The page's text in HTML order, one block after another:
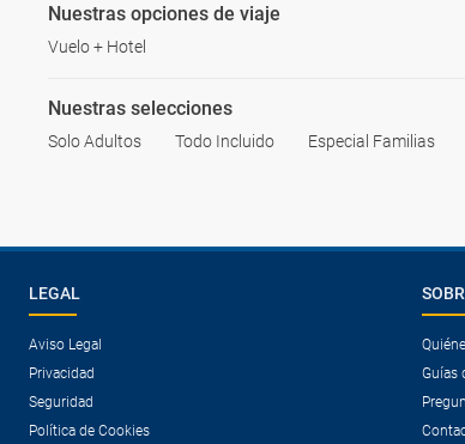
Nuestras opciones de viaje
Vuelo + Hotel
Nuestras selecciones
Solo Adultos Todo Incluido Especial Familias
LEGAL
Aviso Legal
Privacidad
Seguridad
Política de Cookies
Guías